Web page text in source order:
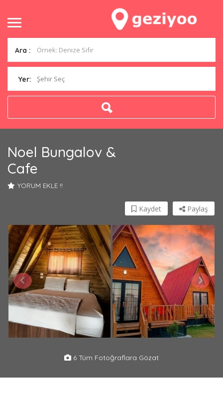
Ara :
Yer: Şehir Seç
Noel Bungalov &
Cafe
YORUM EKLE !!
Paylaş
Kaydet
6 Tüm Fotoğraflara Gözat